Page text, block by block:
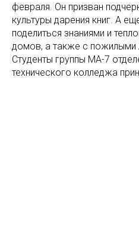
февраля. Он призван
культуры дарения книг. А
поделиться знаниями и
домов, а также с пожилыми
Студенты группы МА-7
технического колледжа